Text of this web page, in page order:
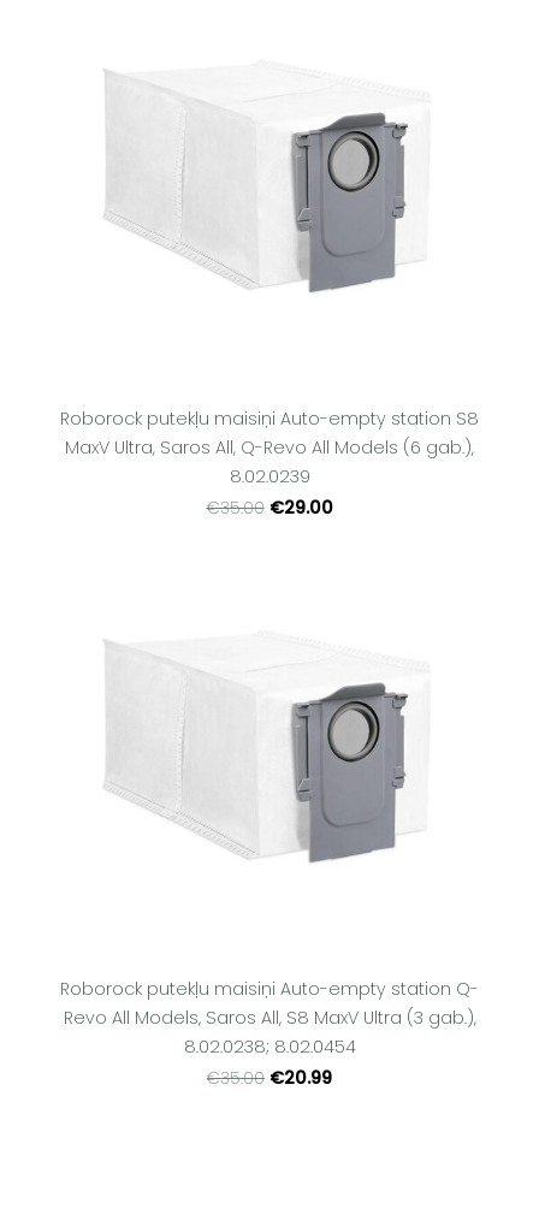
Roborock putekļu maisiņi Auto-empty station S8
MaxV Ultra, Saros All, Q-Revo All Models (6 gab.),
8.02.0239
€35.00 €29.00
Roborock putekļu maisiņi Auto-empty station Q-
Revo All Models, Saros All, S8 MaxV Ultra (3 gab.),
8.02.0238; 8.02.0454
€35.00 €20.99